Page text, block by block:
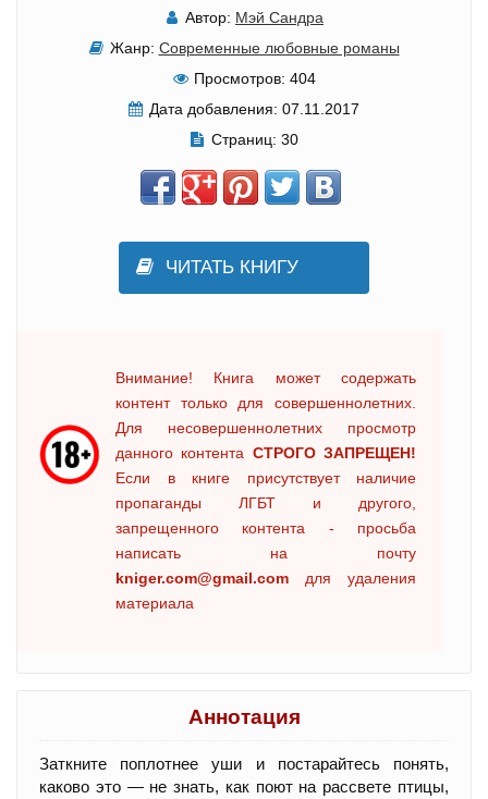
Автор: Мэй Сандра
Жанр: Современные любовные романы
Просмотров: 404
Дата добавления: 07.11.2017
Страниц: 30
ЧИТАТЬ КНИГУ
Внимание! Книга может содержать
контент только для совершеннолетних.
Для несовершеннолетних просмотр
данного контента СТРОГО ЗАПРЕЩЕН!
Если в книге присутствует наличие
пропаганды ЛГБТ и другого,
запрещенного контента - просьба
написать на почту
kniger.com@gmail.com для удаления
материала
Аннотация
Заткните поплотнее уши и постарайтесь понять,
каково это — не знать, как поют на рассвете птицы,